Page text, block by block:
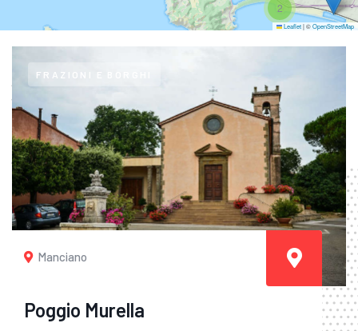
2
Leaflet|©OpenStreetMap
FRAZIONI E BORGHI
Manciano
Poggio Murella